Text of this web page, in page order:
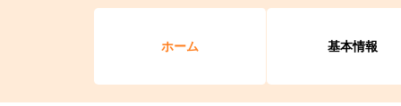
ホーム 基本情報